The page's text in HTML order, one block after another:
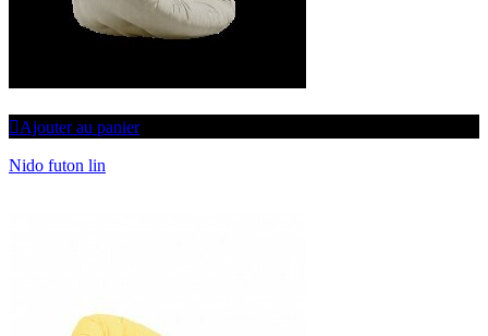
Ajouter au panier
Nido futon lin